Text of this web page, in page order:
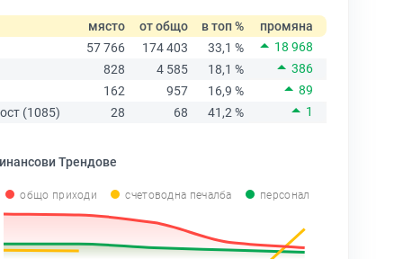
място от общо в топ %
промяна
57 766
174 403 33,1 %
18 968
828
4 585 18,1 %
386
162
957 16,9 %
89
(1085)
28 68 41,2 % 1
Трендове
общо приходи счетоводна печалба персонал